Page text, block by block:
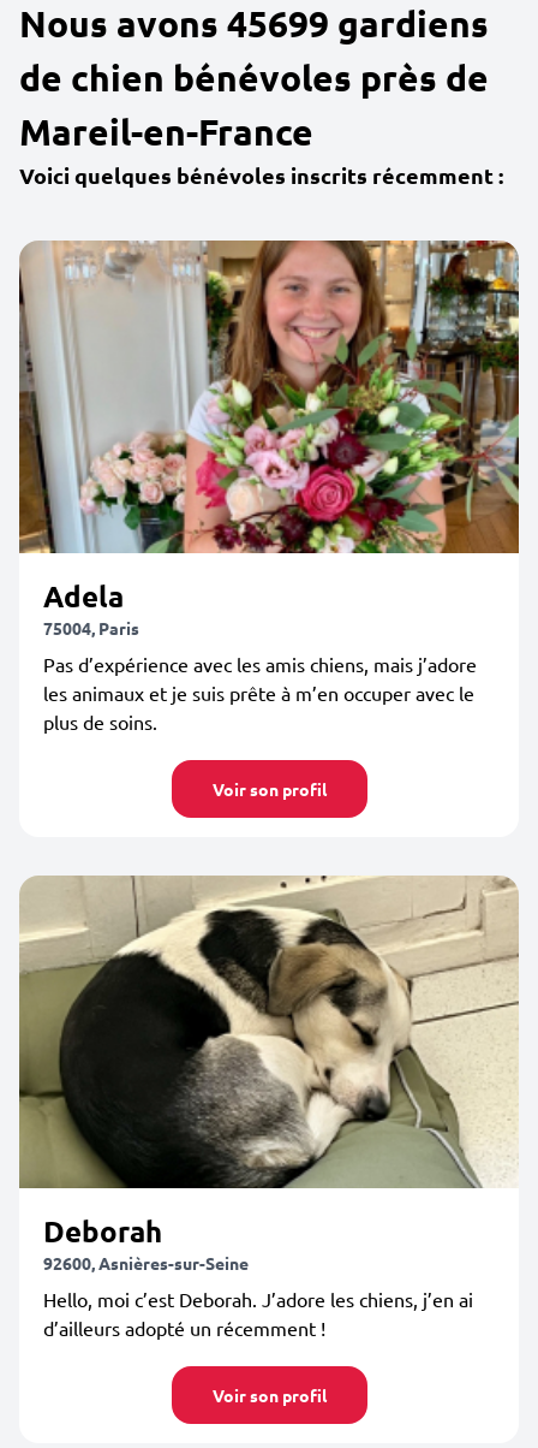
Nous avons 45699 gardiens
de chien bénévoles près de
Mareil-en-France
Voici quelques bénévoles inscrits récemment :
Adela
75004, Paris
Pas d’expérience avec les amis chiens, mais j’adore
les animaux et je suis prête à m’en occuper avec le
plus de soins.
Voir son profil
Deborah
92600, Asnières-sur-Seine
Hello, moi c’est Deborah. J’adore les chiens, j’en ai
d’ailleurs adopté un récemment !
Voir son profil